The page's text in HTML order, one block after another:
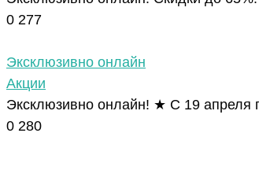
0 277
Эксклюзивно онлайн
Акции
Эксклюзивно онлайн! ★ С 19 апреля
0 280